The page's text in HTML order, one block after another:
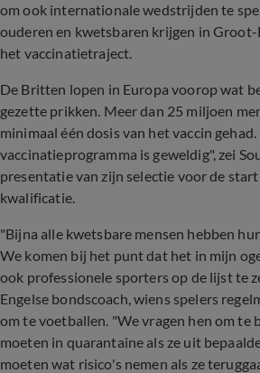
om ook internationale wedstrijden te
ouderen en kwetsbaren krijgen in
het vaccinatietraject.
De Britten lopen in Europa voorop wat
gezette prikken. Meer dan 25 miljoen
minimaal één dosis van het vaccin
vaccinatieprogramma is geweldig", zei
presentatie van zijn selectie voor de
kwalificatie.
"Bijna alle kwetsbare mensen hebben
We komen bij het punt dat het in mijn
ook professionele sporters op de lijst te
Engelse bondscoach, wiens spelers
om te voetballen. "We vragen hen om te
moeten in quarantaine als ze uit
moeten wat risico's nemen als ze